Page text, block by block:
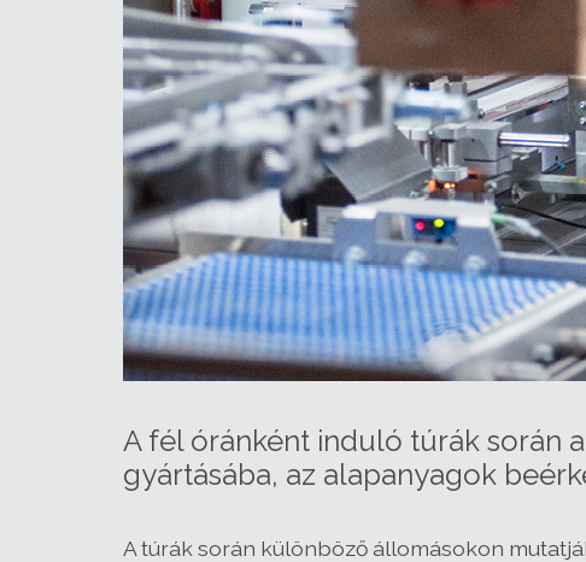
A fél óránként induló túrák során
gyártásába, az alapanyagok
A túrák során különböző állomásokon